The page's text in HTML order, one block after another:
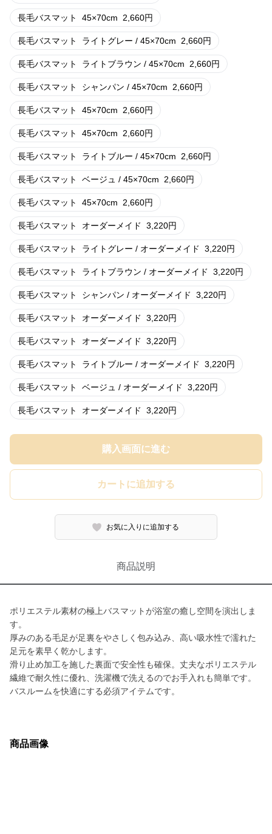
長毛バスマット 45×70cm 2,660円
長毛バスマット ライトグレー / 45×70cm 2,660円
長毛バスマット ライトブラウン / 45×70cm 2,660円
長毛バスマット シャンパン / 45×70cm 2,660円
長毛バスマット 45×70cm 2,660円
長毛バスマット 45×70cm 2,660円
長毛バスマット ライトブルー / 45×70cm 2,660円
長毛バスマット ベージュ / 45×70cm 2,660円
長毛バスマット 45×70cm 2,660円
長毛バスマット オーダーメイド 3,220円
長毛バスマット ライトグレー / オーダーメイド 3,220円
長毛バスマット ライトブラウン / オーダーメイド 3,220円
長毛バスマット シャンパン / オーダーメイド 3,220円
長毛バスマット オーダーメイド 3,220円
長毛バスマット オーダーメイド 3,220円
長毛バスマット ライトブルー / オーダーメイド 3,220円
長毛バスマット ベージュ / オーダーメイド 3,220円
長毛バスマット オーダーメイド 3,220円
購入画面に進む
カートに追加する
お気に入りに追加する
商品説明
ポリエステル素材の極上バスマットが浴室の癒し空間を演出しま
す。
厚みのある毛足が足裏をやさしく包み込み、高い吸水性で濡れた
足元を素早く乾かします。
滑り止め加工を施した裏面で安全性も確保。丈夫なポリエステル
繊維で耐久性に優れ、洗濯機で洗えるのでお手入れも簡単です。
バスルームを快適にする必須アイテムです。
商品画像